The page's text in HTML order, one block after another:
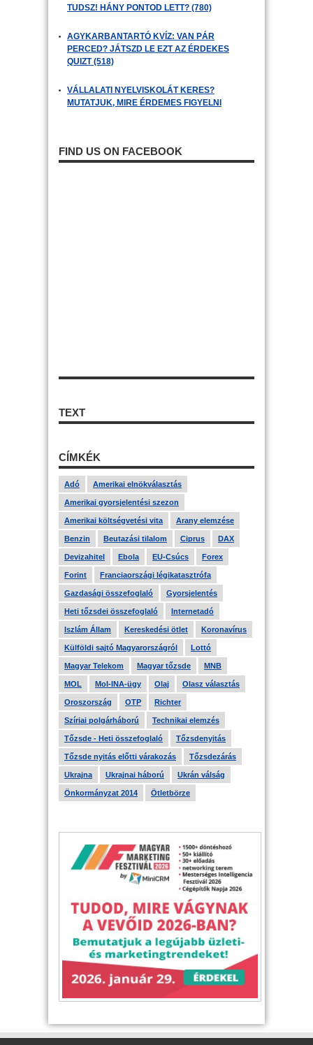
TUDSZ! HÁNY PONTOD LETT? (780)
AGYKARBANTARTÓ KVÍZ: VAN PÁR
PERCED? JÁTSZD LE EZT AZ ÉRDEKES
QUIZT (518)
VÁLLALATI NYELVISKOLÁT KERES?
MUTATJUK, MIRE ÉRDEMES FIGYELNI
FIND US ON FACEBOOK
TEXT
CÍMKÉK
Adó Amerikai elnökválasztás
Amerikai gyorsjelentési szezon
Amerikai költségvetési vita Arany elemzése
Benzin Beutazási tilalom Ciprus DAX
Devizahitel Ebola EU-Csúcs Forex
Forint Franciaországi légikatasztrófa
Gazdasági összefoglaló Gyorsjelentés
Heti tőzsdei összefoglaló Internetadó
Iszlám Állam Kereskedési ötlet Koronavírus
Külföldi sajtó Magyarországról Lottó
Magyar Telekom Magyar tőzsde MNB
MOL Mol-INA-ügy Olaj Olasz választás
Oroszország OTP Richter
Szíriai polgárháború Technikai elemzés
Tőzsde - Heti összefoglaló Tőzsdenyitás
Tőzsde nyitás előtti várakozás Tőzsdezárás
Ukrajna Ukrajnai háború Ukrán válság
Önkormányzat 2014 Ötletbörze